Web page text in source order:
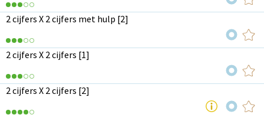
2 cijfers X 2 cijfers met hulp [2]
2 cijfers X 2 cijfers [1]
2 cijfers X 2 cijfers [2]